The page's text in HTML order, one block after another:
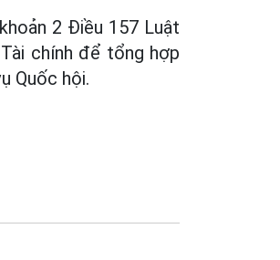
2 Điều 157 Luật
chính để tổng hợp
Quốc hội.